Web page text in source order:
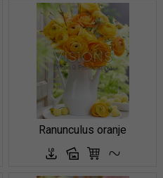
Ranunculus oranje